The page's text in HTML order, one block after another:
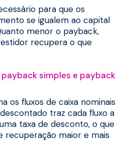
para que os
se igualem ao capital
menor o payback,
recupera o que
simples e payback
os fluxos de caixa nominais
traz cada fluxo a
taxa de desconto, o que
recuperação maior e mais